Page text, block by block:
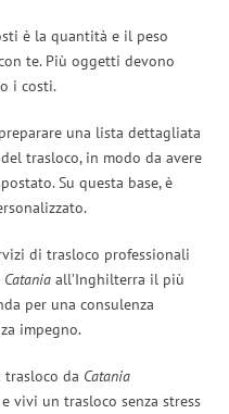
è la quantità e il peso
te. Più oggetti devono
i costi.
una lista dettagliata
trasloco, in modo da avere
Su questa base, è
di trasloco professionali
Catania all’Inghilterra il più
per una consulenza
impegno.
da Catania
e vivi un trasloco senza stress